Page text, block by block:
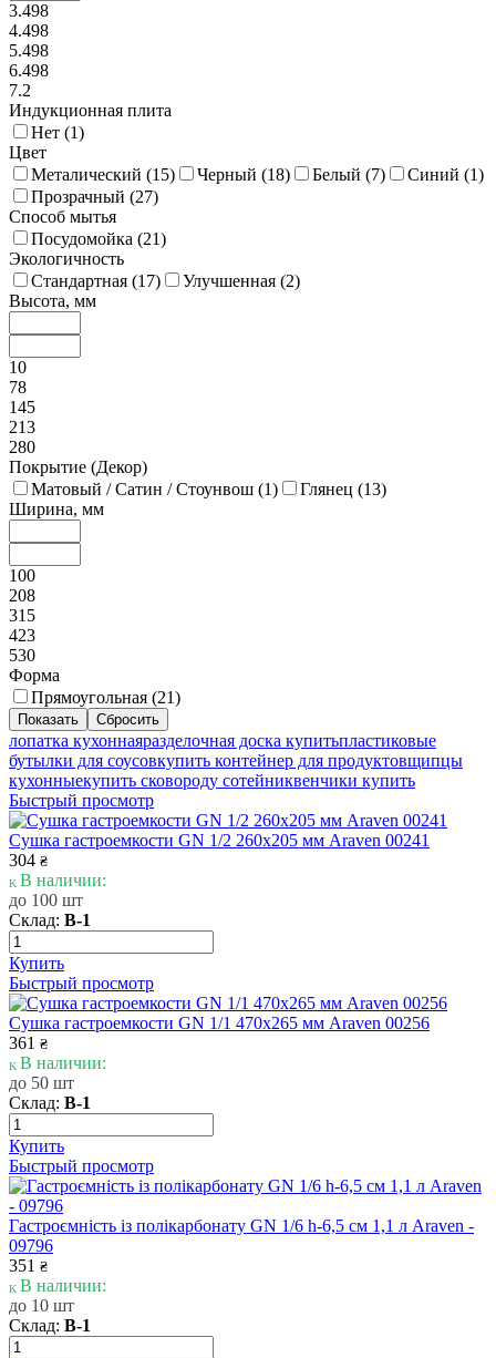
3.498
4.498
5.498
6.498
7.2
Индукционная плита
Нет (1)
Цвет
Металический (15) Черный (18) Белый (7) Синий (1)
Прозрачный (27)
Способ мытья
Посудомойка (21)
Экологичность
Стандартная (17) Улучшенная (2)
Высота, мм
10
78
145
213
280
Покрытие (Декор)
Матовый / Сатин / Стоунвош (1) Глянец (13)
Ширина, мм
100
208
315
423
530
Форма
Прямоугольная (21)
лопатка кухоннаяразделочная доска купитьпластиковые
бутылки для соусовкупить контейнер для продуктовщипцы
кухонныекупить сковороду сотейниквенчики купить
Быстрый просмотр
Сушка гастроемкости GN 1/2 260х205 мм Araven 00241
304 ₴
В наличии:
до 100 шт
Склад: В-1
Купить
Быстрый просмотр
Сушка гастроемкости GN 1/1 470x265 мм Araven 00256
361 ₴
В наличии:
до 50 шт
Склад: В-1
Купить
Быстрый просмотр
Гастроємність із полікарбонату GN 1/6 h-6,5 см 1,1 л Araven -
09796
351 ₴
В наличии:
до 10 шт
Склад: В-1